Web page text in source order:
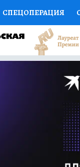
СПЕЦОПЕРАЦИЯ
НАУКА СПОРТ
ДОКТОР
ПРОГНОЗЫ НА